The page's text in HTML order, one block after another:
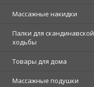
Массажные накидки
Палки для скандинавской
ходьбы
Товары для дома
Массажные подушки